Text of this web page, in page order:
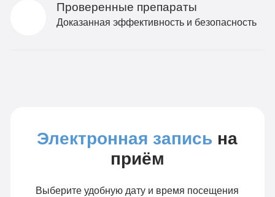
Проверенные препараты
Доказанная эффективность и безопасность
Электронная запись на
приём
Выберите удобную дату и время посещения